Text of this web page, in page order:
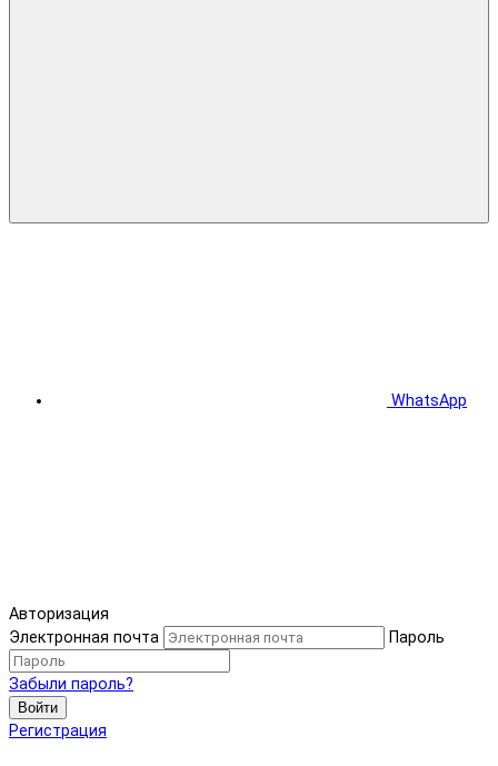
WhatsApp
Авторизация
Электронная почта
Пароль
Забыли пароль?
Войти
Регистрация